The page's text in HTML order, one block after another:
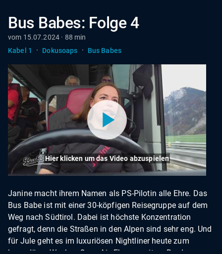
Bus Babes: Folge 4
vom 15.07.2024 · 88 min
Kabel 1
· Dokusoaps · Bus Babes
Hier klicken um das Video abzuspielen
Janine macht ihrem Namen als PS-Pilotin alle Ehre. Das
Bus Babe ist mit einer 30-köpfigen Reisegruppe auf dem
Weg nach Südtirol. Dabei ist höchste Konzentration
gefragt, denn die Straßen in den Alpen sind sehr eng. Und
für Jule geht es im luxuriösen Nightliner heute zum